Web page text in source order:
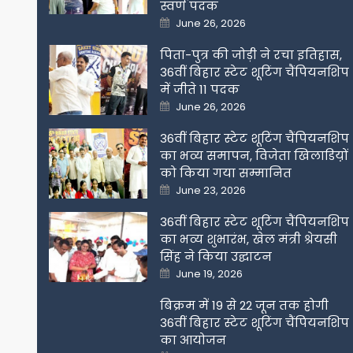
स्वर्ण पदक
Posted
on
June 26, 2026
पिता-पुत्र की जोड़ी ने रचा इतिहास,
36वीं बिहार स्टेट शूटिंग चैंपियनशिप
में जीते 11 पदक
Posted
on
June 26, 2026
36वीं बिहार स्टेट शूटिंग चैंपियनशिप
का भव्य समापन, विजेता खिलाडिय़ों
को किया गया सम्मानित
Posted
on
June 23, 2026
36वीं बिहार स्टेट शूटिंग चैंपियनशिप
का भव्य शुभारंभ, खेल मंत्री श्रेयसी
सिंह ने किया उद्घाटन
Posted
on
June 19, 2026
बिक्रम में 19 से 22 जून तक होगी
36वीं बिहार स्टेट शूटिंग चैंपियनशिप
का आयोजन